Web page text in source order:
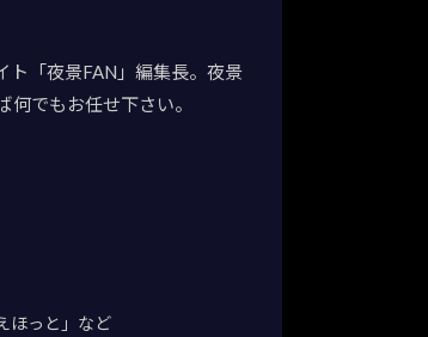
ト「夜景FAN」編集長。夜景
でもお任せ下さい。
ほっと」など